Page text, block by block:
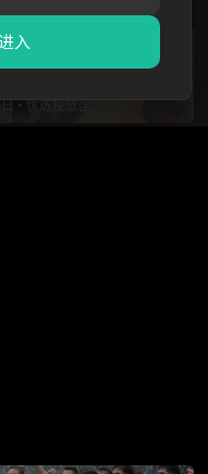
发女郎 网友深扒
•优选投放区
入